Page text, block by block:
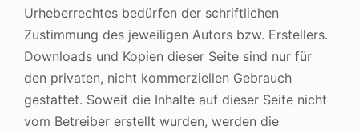
Urheberrechtes bedürfen der schriftlichen
Zustimmung des jeweiligen Autors bzw. Erstellers.
Downloads und Kopien dieser Seite sind nur für
den privaten, nicht kommerziellen Gebrauch
gestattet. Soweit die Inhalte auf dieser Seite nicht
vom Betreiber erstellt wurden, werden die